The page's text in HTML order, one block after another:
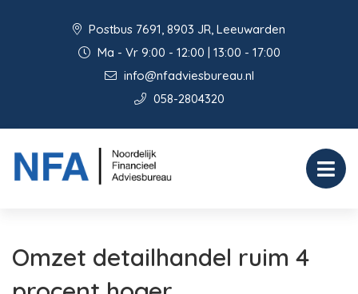
Postbus 7691, 8903 JR, Leeuwarden
Ma - Vr 9:00 - 12:00 | 13:00 - 17:00
info@nfadviesbureau.nl
058-2804320
Omzet detailhandel ruim 4